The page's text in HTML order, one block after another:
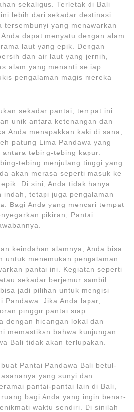
sekaligus. Terletak di Bali
lebih dari sekadar destinasi
tersembunyi yang menawarkan
dapat menyatu dengan alam
laut yang epik. Dengan
dan air laut yang jernih,
alam yang menanti setiap
pengalaman magis mereka
sekadar pantai; tempat ini
unik antara ketenangan dan
Anda menapakkan kaki di sana,
patung Lima Pandawa yang
tebing-tebing kapur.
tebing menjulang tinggi yang
akan merasa seperti masuk ke
Di sini, Anda tidak hanya
indah, tetapi juga pengalaman
Bagi Anda yang mencari tempat
pikiran, Pantai
keindahan alamnya, Anda bisa
untuk menemukan pengalaman
pantai ini. Kegiatan seperti
sekadar berjemur sambil
jadi pilihan untuk mengisi
Pandawa. Jika Anda lapar,
pinggir pantai siap
dengan hidangan lokal dan
memastikan bahwa kunjungan
Bali tidak akan terlupakan.
Pantai Pandawa Bali betul-
yang sunyi dan
pantai-pantai lain di Bali,
bagi Anda yang ingin benar-
waktu sendiri. Di sinilah